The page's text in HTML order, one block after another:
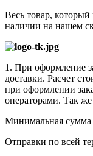
Весь товар,
наличии на нашем
1. При оформление
доставки. Расчет
при оформлении
операторами. Так
Минимальная сумма
Отправки по всей